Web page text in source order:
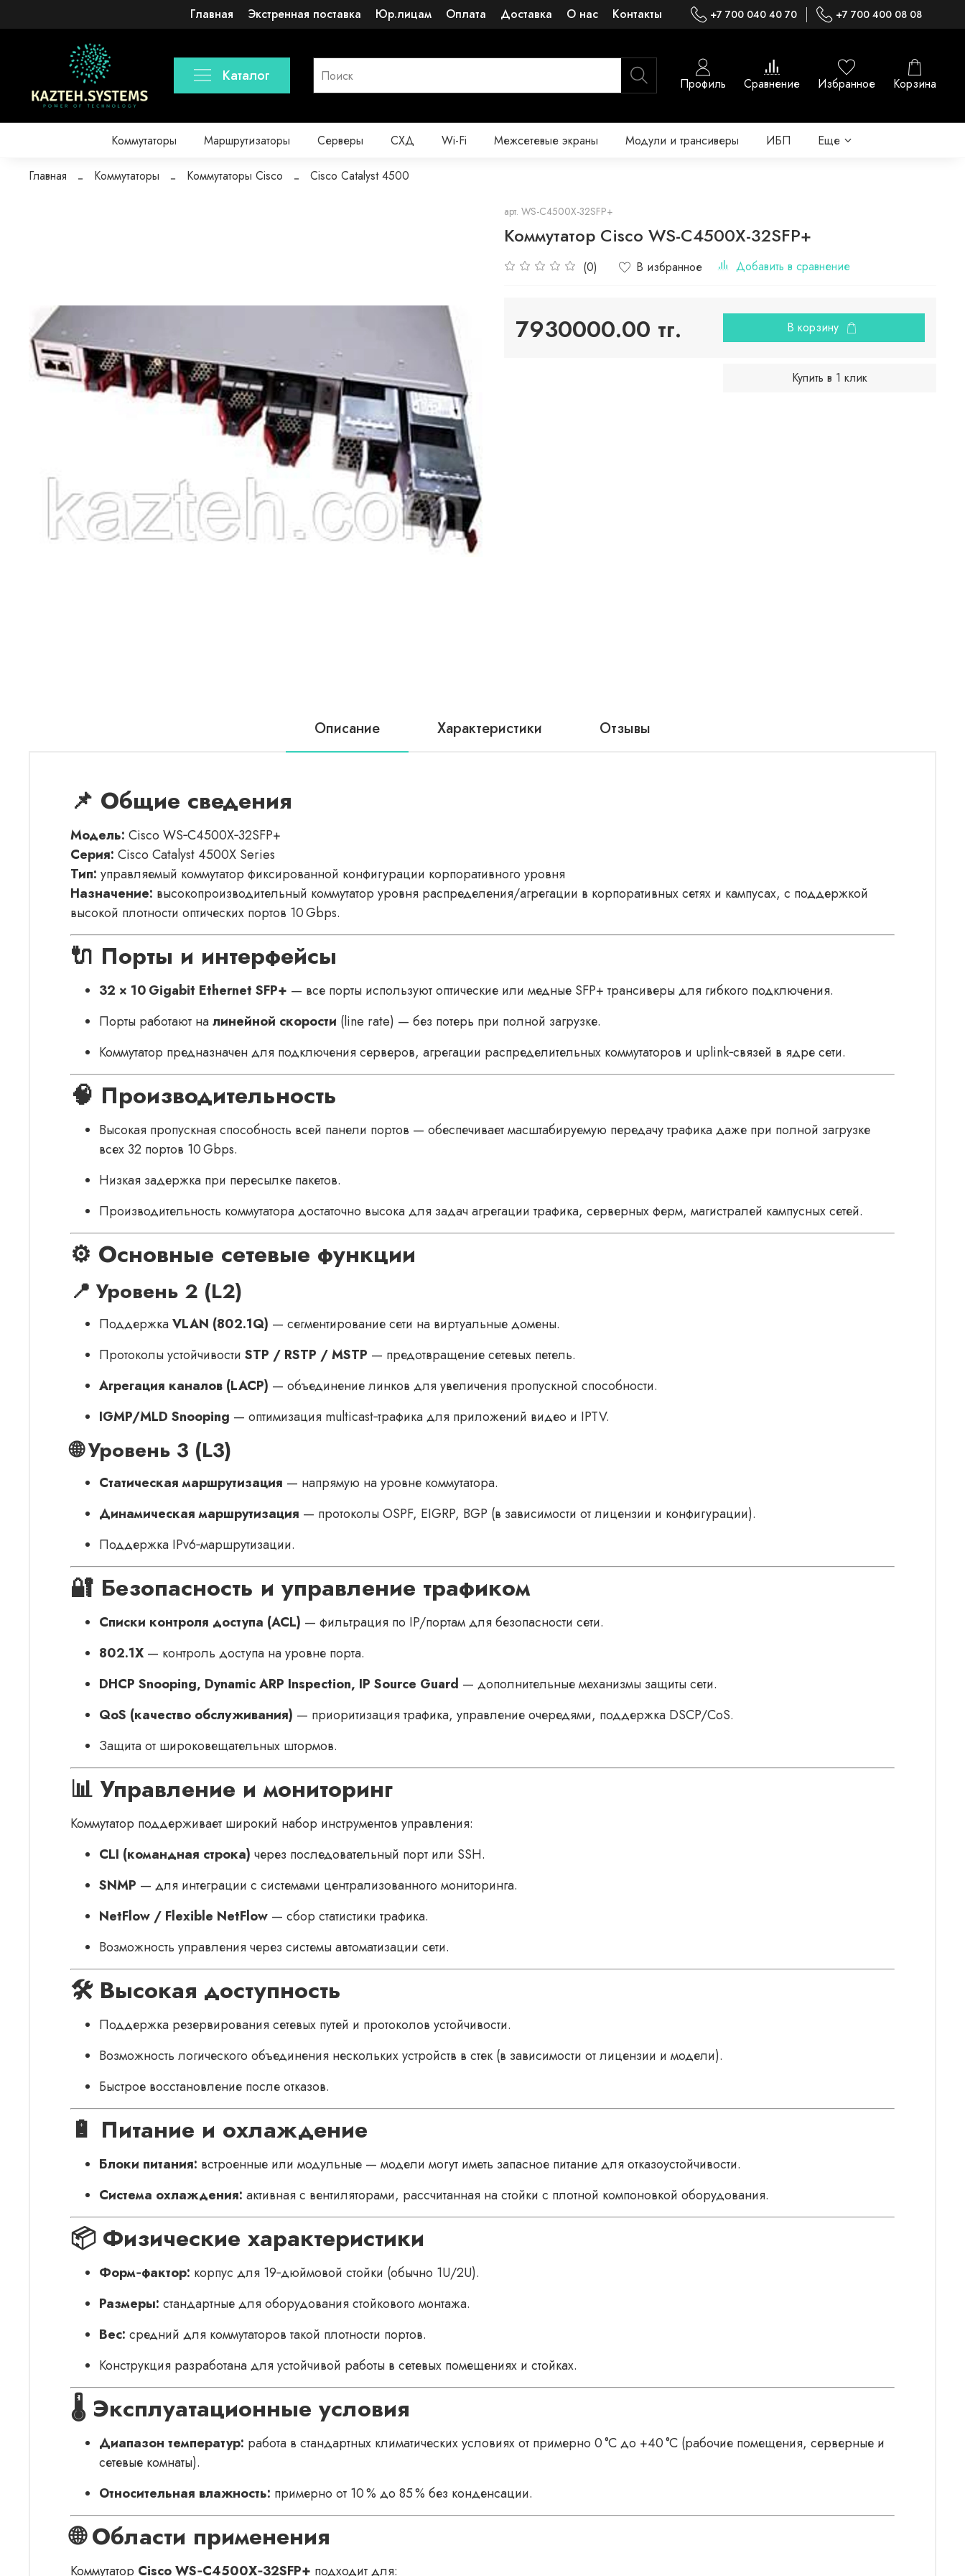
Главная Экстренная поставка Юр.лицам Оплата Доставка О нас Контакты +7 700 040 40 70 +7 700 400 08 08
Каталог Профиль Сравнение Избранное Корзина
Коммутаторы Маршрутизаторы Серверы СХД Wi-Fi Межсетевые экраны Модули и трансиверы ИБП Еще
Главная Коммутаторы Коммутаторы Cisco Cisco Catalyst 4500
арт. WS-C4500X-32SFP+
Коммутатор Cisco WS-C4500X-32SFP+
(0) В избранное Добавить в сравнение
7930000.00 тг. В корзину
Купить в 1 клик
Описание Характеристики Отзывы
📌 Общие сведения
Модель: Cisco WS‑C4500X‑32SFP+
Серия: Cisco Catalyst 4500X Series
Тип: управляемый коммутатор фиксированной конфигурации корпоративного уровня
Назначение: высокопроизводительный коммутатор уровня распределения/агрегации в корпоративных сетях и кампусах, с поддержкой
высокой плотности оптических портов 10 Gbps.
🔌 Порты и интерфейсы
32 × 10 Gigabit Ethernet SFP+ — все порты используют оптические или медные SFP+ трансиверы для гибкого подключения.
Порты работают налинейной скорости (line rate) — без потерь при полной загрузке.
Коммутатор предназначен для подключения серверов, агрегации распределительных коммутаторов и uplink‑связей в ядре сети.
🧠 Производительность
Высокая пропускная способность всей панели портов — обеспечивает масштабируемую передачу трафика даже при полной загрузке
всех 32 портов 10 Gbps.
Низкая задержка при пересылке пакетов.
Производительность коммутатора достаточно высока для задач агрегации трафика, серверных ферм, магистралей кампусных сетей.
⚙️ Основные сетевые функции
📍 Уровень 2 (L2)
ПоддержкаVLAN (802.1Q) — сегментирование сети на виртуальные домены.
Протоколы устойчивости STP / RSTP / MSTP — предотвращение сетевых петель.
Агрегация каналов (LACP) — объединение линков для увеличения пропускной способности.
IGMP/MLD Snooping — оптимизация multicast‑трафика для приложений видео и IPTV.
🌐 Уровень 3 (L3)
Статическая маршрутизация — напрямую на уровне коммутатора.
Динамическая маршрутизация — протоколы OSPF, EIGRP, BGP (в зависимости от лицензии и конфигурации).
Поддержка IPv6‑маршрутизации.
🔐 Безопасность и управление трафиком
Списки контроля доступа (ACL) — фильтрация по IP/портам для безопасности сети.
802.1X — контроль доступа на уровне порта.
DHCP Snooping, Dynamic ARP Inspection, IP Source Guard — дополнительные механизмы защиты сети.
QoS (качество обслуживания) — приоритизация трафика, управление очередями, поддержка DSCP/CoS.
Защита от широковещательных штормов.
📊 Управление и мониторинг
Коммутатор поддерживает широкий набор инструментов управления:
CLI (командная строка) через последовательный порт или SSH.
SNMP — для интеграции с системами централизованного мониторинга.
NetFlow / Flexible NetFlow — сбор статистики трафика.
Возможность управления через системы автоматизации сети.
🛠️ Высокая доступность
Поддержка резервирования сетевых путей и протоколов устойчивости.
Возможность логического объединения нескольких устройств в стек (в зависимости от лицензии и модели).
Быстрое восстановление после отказов.
🔋 Питание и охлаждение
Блоки питания: встроенные или модульные — модели могут иметь запасное питание для отказоустойчивости.
Система охлаждения: активная с вентиляторами, рассчитанная на стойки с плотной компоновкой оборудования.
📦 Физические характеристики
Форм‑фактор: корпус для 19‑дюймовой стойки (обычно 1U/2U).
Размеры: стандартные для оборудования стойкового монтажа.
Вес: средний для коммутаторов такой плотности портов.
Конструкция разработана для устойчивой работы в сетевых помещениях и стойках.
🌡️ Эксплуатационные условия
Диапазон температур: работа в стандартных климатических условиях от примерно 0 °C до +40 °C (рабочие помещения, серверные и
сетевые комнаты).
Относительная влажность: примерно от 10 % до 85 % без конденсации.
🌐 Области применения
Коммутатор Cisco WS‑C4500X‑32SFP+ подходит для: